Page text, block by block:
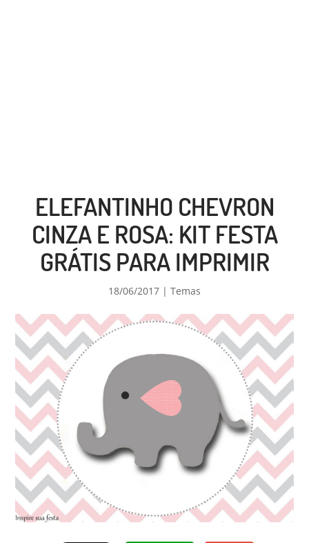
ELEFANTINHO CHEVRON
CINZA E ROSA: KIT FESTA
GRÁTIS PARA IMPRIMIR
18/06/2017 | Temas